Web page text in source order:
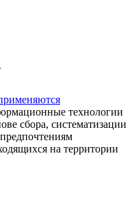
технологии
сбора, систематизации
на территории